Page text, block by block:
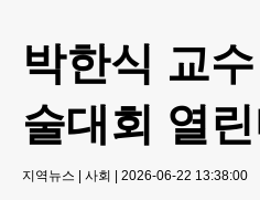
박한식 교
술대회 열
지역뉴스 | 사회 | 2026-06-22 13:38:00